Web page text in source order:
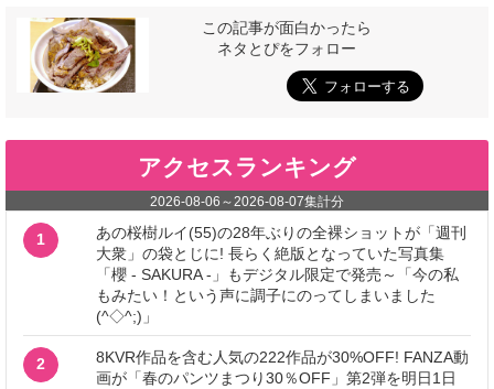
この記事が面白かったら
ネタとぴをフォロー
アクセスランキング
2026-08-06 ～2026-08-07集計分
1
あの桜樹ルイ(55)の28年ぶりの全裸ショットが「週刊
大衆」の袋とじに! 長らく絶版となっていた写真集
「櫻 - SAKURA -」もデジタル限定で発売～「今の私
もみたい！という声に調子にのってしまいました
(^◇^;)」
2
8KVR作品を含む人気の222作品が30%OFF! FANZA動
画が「春のパンツまつり30％OFF」第2弾を明日1日